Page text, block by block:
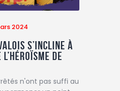
2024
Valois s’incline à
de
n'ont pas suffi au